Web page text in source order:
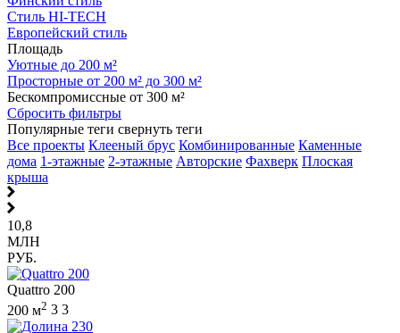
Стиль HI-TECH
Европейский стиль
Площадь
Уютные до 200 м²
Просторные от 200 м² до 300 м²
Бескомпромиссные от 300 м²
Сбросить фильтры
Популярные теги свернуть теги
Все проекты Клееный брус Комбинированные Каменные
дома 1-этажные 2-этажные Авторские Фахверк Плоская
крыша
10,8
МЛН
РУБ.
Quattro 200
200 м2 3 3